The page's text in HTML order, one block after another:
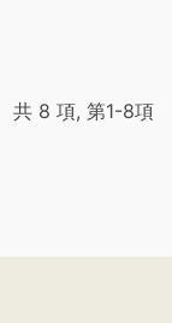
共 8 項, 第1-8項